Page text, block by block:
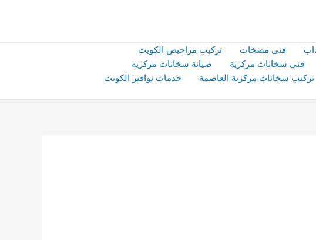
فنى مضخات
تركيب مراحيض الكويت
فني سخانات مركزية
صيانة سخانات مركزيه
تركيب سخانات مركزية العاصمة
خدمات نوافير الكويت